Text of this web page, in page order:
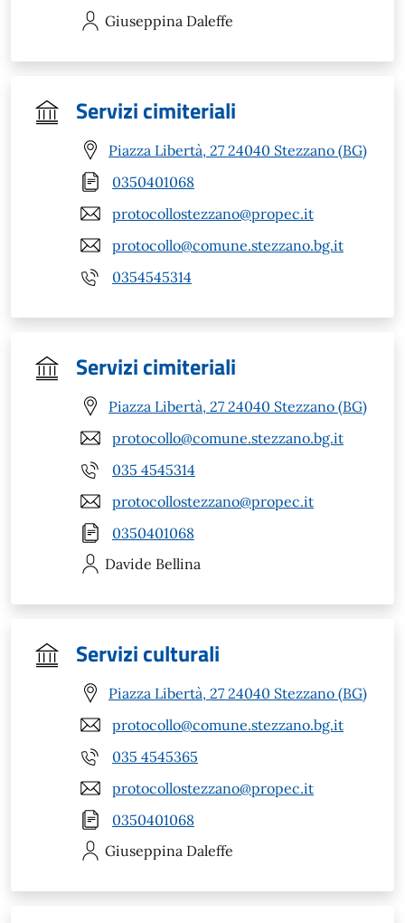
Giuseppina Daleffe
Servizi cimiteriali
Piazza Libertà, 27 24040 Stezzano (BG)
0350401068
protocollostezzano@propec.it
protocollo@comune.stezzano.bg.it
0354545314
Servizi cimiteriali
Piazza Libertà, 27 24040 Stezzano (BG)
protocollo@comune.stezzano.bg.it
035 4545314
protocollostezzano@propec.it
0350401068
Davide Bellina
Servizi culturali
Piazza Libertà, 27 24040 Stezzano (BG)
protocollo@comune.stezzano.bg.it
035 4545365
protocollostezzano@propec.it
0350401068
Giuseppina Daleffe